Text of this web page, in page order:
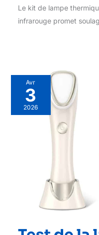
Le kit de lampe
infrarouge promet
Avr
3
2026